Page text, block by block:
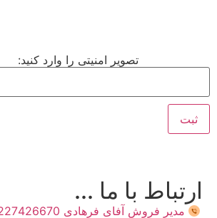
تصویر امنیتی را وارد کنید:
ارتباط با ما ...
مدیر فروش آفای فرهادی 09227426670